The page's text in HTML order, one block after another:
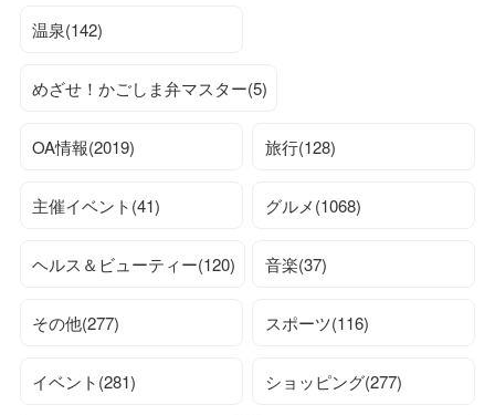
温泉(142)
めざせ！かごしま弁マスター(5)
OA情報(2019) 旅行(128)
主催イベント(41) グルメ(1068)
ヘルス＆ビューティー(120) 音楽(37)
その他(277) スポーツ(116)
イベント(281) ショッピング(277)